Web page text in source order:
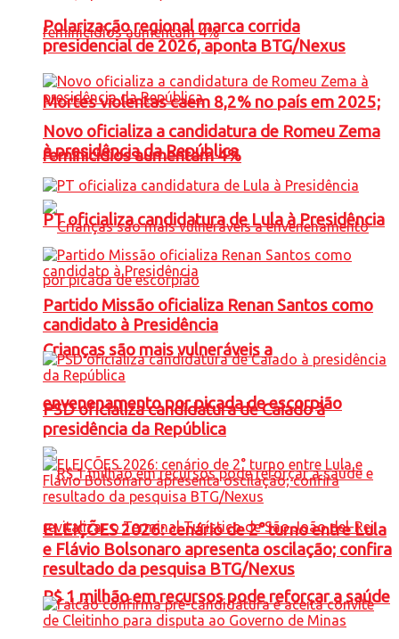
Mortes violentas caem 8,2% no país em 2025;
feminicídios aumentam 4%
Crianças são mais vulneráveis a
envenenamento por picada de escorpião
R$ 1 milhão em recursos pode reforçar a saúde
Polarização regional marca corrida
presidencial de 2026, aponta BTG/Nexus
Novo oficializa a candidatura de Romeu Zema
à presidência da República
PT oficializa candidatura de Lula à Presidência
Partido Missão oficializa Renan Santos como
candidato à Presidência
PSD oficializa candidatura de Caiado à
presidência da República
ELEIÇÕES 2026: cenário de 2° turno entre Lula
e Flávio Bolsonaro apresenta oscilação; confira
resultado da pesquisa BTG/Nexus